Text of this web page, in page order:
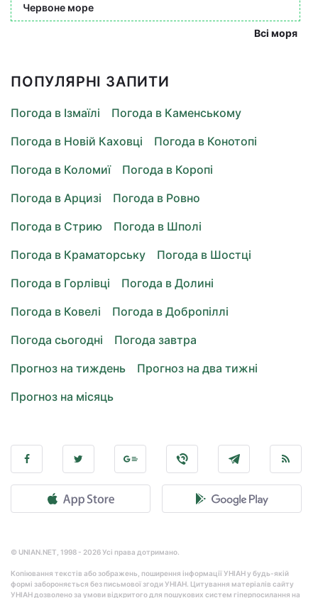
Червоне море
Всі моря
ПОПУЛЯРНІ ЗАПИТИ
Погода в Ізмаїлі
Погода в Каменському
Погода в Новій Каховці
Погода в Конотопі
Погода в Коломиї
Погода в Коропі
Погода в Арцизі
Погода в Ровно
Погода в Стрию
Погода в Шполі
Погода в Краматорську
Погода в Шостці
Погода в Горлівці
Погода в Долині
Погода в Ковелі
Погода в Добропіллі
Погода сьогодні
Погода завтра
Прогноз на тиждень
Прогноз на два тижні
Прогноз на місяць
© UNIAN.NET, 1998 - 2026 Усі права дотримано.
Копіювання текстів або зображень, поширення інформації УНІАН у будь-якій
формі забороняється без письмової згоди УНІАН. Цитування матеріалів сайту
УНІАН дозволено за умови відкритого для пошукових систем гіперпосилання на